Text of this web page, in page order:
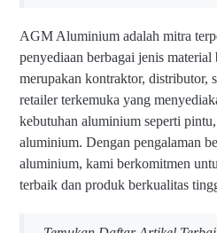
AGM Aluminium adalah mitra
penyediaan berbagai jenis
merupakan kontraktor, distributor,
retailer terkemuka yang
kebutuhan aluminium seperti
aluminium. Dengan pengalaman
aluminium, kami berkomitmen
terbaik dan produk berkualitas